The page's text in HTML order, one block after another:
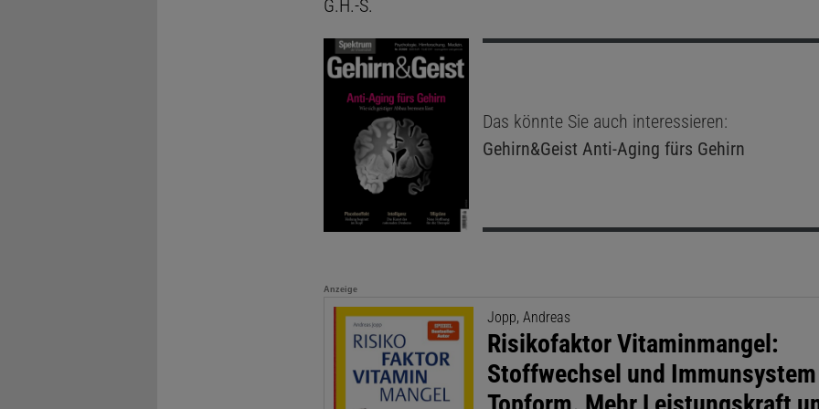
G.H.-S.
Das könnte Sie auch interessieren:
Gehirn&Geist Anti-Aging fürs Gehirn
Anzeige
Jopp, Andreas
Risikofaktor Vitaminmangel:
Stoffwechsel und